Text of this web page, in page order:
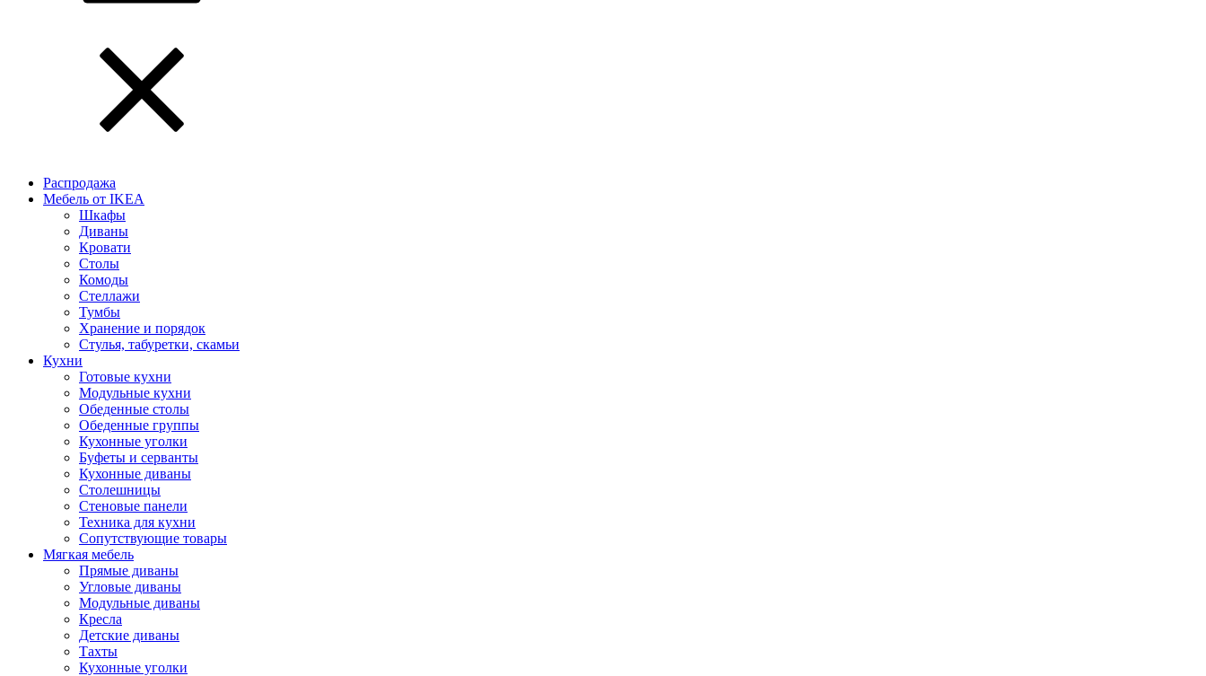
Распродажа
Мебель от IKEA
Шкафы
Диваны
Кровати
Столы
Комоды
Стеллажи
Тумбы
Хранение и порядок
Стулья, табуретки, скамьи
Кухни
Готовые кухни
Модульные кухни
Обеденные столы
Обеденные группы
Кухонные уголки
Буфеты и серванты
Кухонные диваны
Столешницы
Стеновые панели
Техника для кухни
Сопутствующие товары
Мягкая мебель
Прямые диваны
Угловые диваны
Модульные диваны
Кресла
Детские диваны
Тахты
Кухонные уголки